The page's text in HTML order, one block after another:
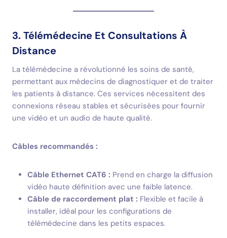
3. Télémédecine Et Consultations À
Distance
La télémédecine a révolutionné les soins de santé,
permettant aux médecins de diagnostiquer et de traiter
les patients à distance. Ces services nécessitent des
connexions réseau stables et sécurisées pour fournir
une vidéo et un audio de haute qualité.
Câbles recommandés :
Câble Ethernet CAT6 : Prend en charge la diffusion
vidéo haute définition avec une faible latence.
Câble de raccordement plat : Flexible et facile à
installer, idéal pour les configurations de
télémédecine dans les petits espaces.